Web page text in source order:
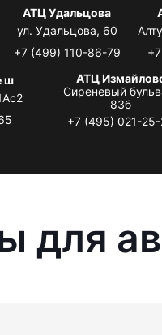
АТЦ Удальцова
ул. Удальцова, 60
+7 (499) 110-86-79
ш
АТЦ
Сиреневый
83б
+7 (495) 021-25-
для